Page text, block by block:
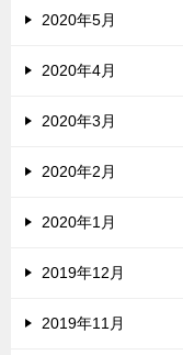
2020年5月
2020年4月
2020年3月
2020年2月
2020年1月
2019年12月
2019年11月